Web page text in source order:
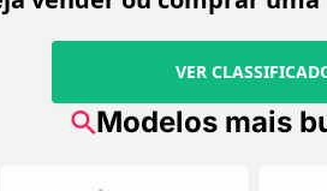
Não disponível
mínima do solo:
Não disponível
como uma autêntica touring de luxo,
cromados abundantes contrastam
presença nas estradas. Lançada
representa seu ápice em termos de
VER
Modelos mais